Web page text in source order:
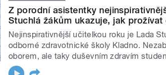
Z porodní asistentky
Stuchlá žákům ukazuje, jak prožívat
Nejinspirativnější učitelkou roku je Lada
odborné zdravotnické školy Kladno.
oborem, ale taky duševním zdravím